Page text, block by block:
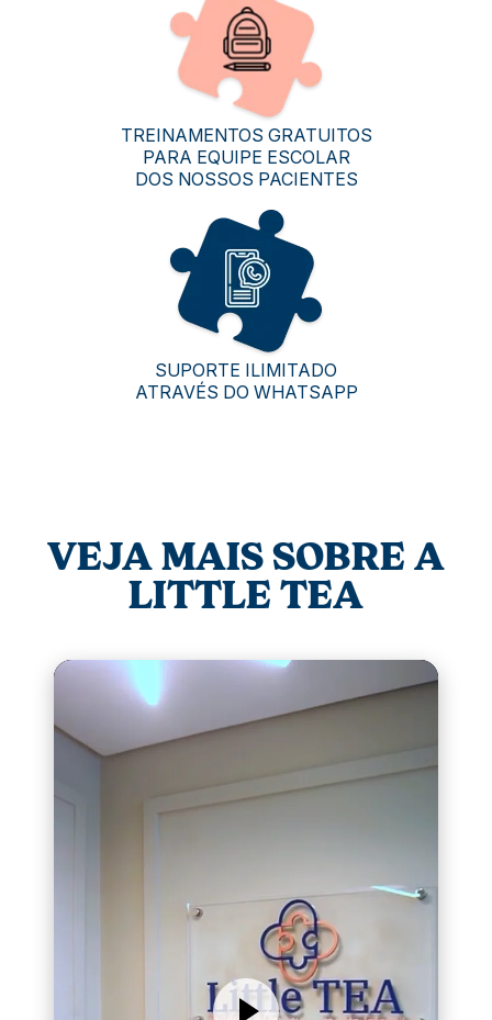
TREINAMENTOS GRATUITOS
PARA EQUIPE ESCOLAR
DOS NOSSOS PACIENTES
SUPORTE ILIMITADO
ATRAVÉS DO WHATSAPP
VEJA MAIS SOBRE A
LITTLE TEA